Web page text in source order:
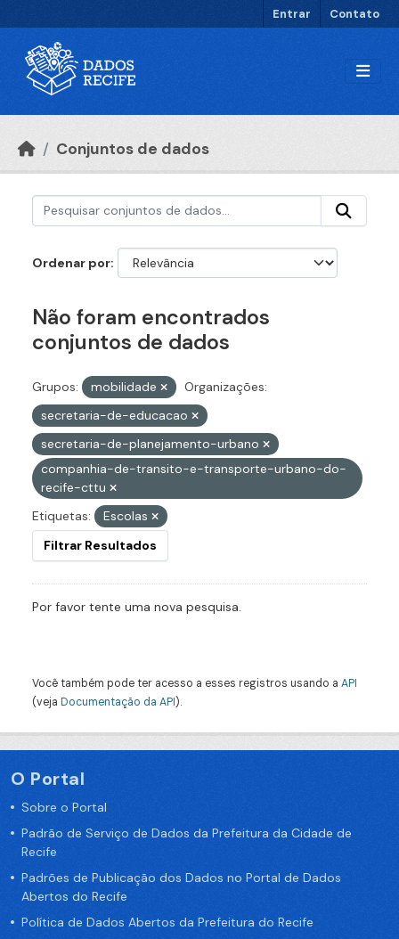
Entrar Contato
Conjuntos de dados
Ordenar por
Não foram encontrados
conjuntos de dados
Grupos: mobilidade
Organizações:
secretaria-de-educacao
secretaria-de-planejamento-urbano
companhia-de-transito-e-transporte-urbano-do-
recife-cttu
Etiquetas:
Escolas
Filtrar Resultados
Por favor tente uma nova pesquisa.
Você também pode ter acesso a esses registros usando a API
(veja Documentação da API).
O Portal
Sobre o Portal
Padrão de Serviço de Dados da Prefeitura da Cidade de
Recife
Padrões de Publicação dos Dados no Portal de Dados
Abertos do Recife
Política de Dados Abertos da Prefeitura do Recife